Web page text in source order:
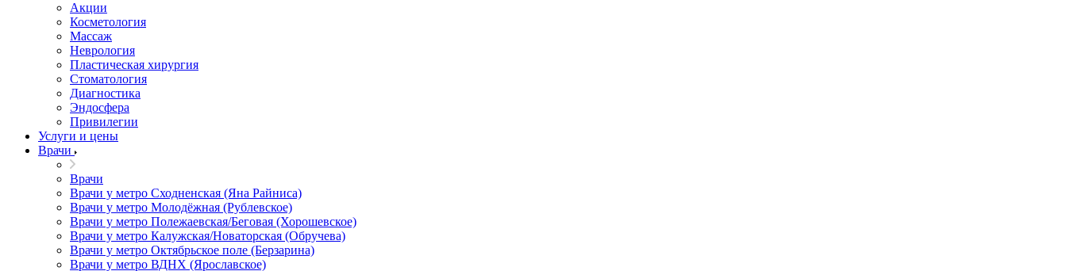
Акции
Косметология
Массаж
Неврология
Пластическая хирургия
Стоматология
Диагностика
Эндосфера
Привилегии
Услуги и цены
Врачи
Врачи
Врачи у метро Сходненская (Яна Райниса)
Врачи у метро Молодёжная (Рублевское)
Врачи у метро Полежаевская/Беговая (Хорошевское)
Врачи у метро Калужская/Новаторская (Обручева)
Врачи у метро Октябрьское поле (Берзарина)
Врачи у метро ВДНХ (Ярославское)